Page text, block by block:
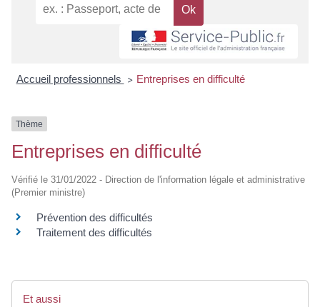
Accueil professionnels > Entreprises en difficulté
Thème
Entreprises en difficulté
Vérifié le 31/01/2022 - Direction de l'information légale et administrative
(Premier ministre)
Prévention des difficultés
Traitement des difficultés
Et aussi